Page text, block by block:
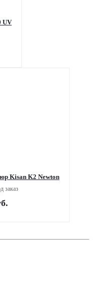
UV
Kisan K2 Newton
заказ